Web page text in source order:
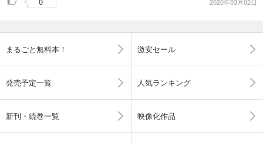
まるごと無料本！ 激安セール
発売予定一覧 人気ランキング
新刊・続巻一覧 映像化作品